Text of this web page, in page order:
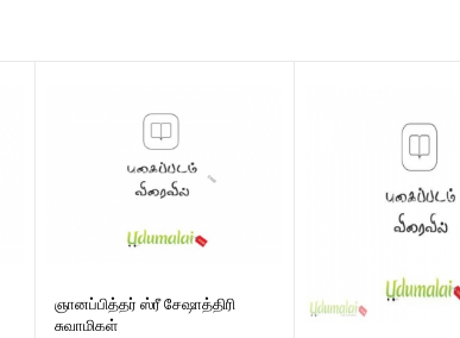
ஞானப்பித்தர் ஸ்ரீ சேஷாத்திரி
சுவாமிகள்